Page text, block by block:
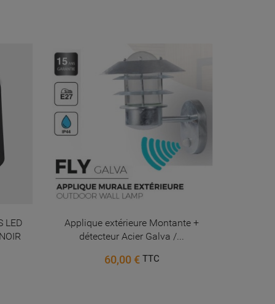
LED
Applique extérieure Montante +
détecteur Acier Galva /...
60,00 € TTC